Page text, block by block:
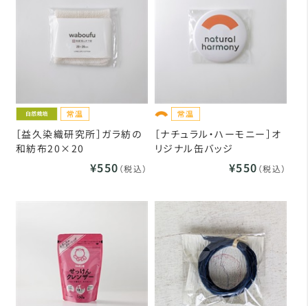
［益久染織研究所］ガラ紡の
和紡布20×20
¥550 （税込）
［ナチュラル・ハーモニー］オ
リジナル缶バッジ
¥550 （税込）